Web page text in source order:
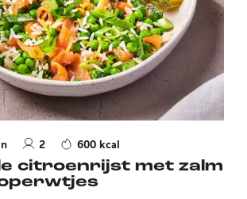
2 600 kcal
citroenrijst met zalm